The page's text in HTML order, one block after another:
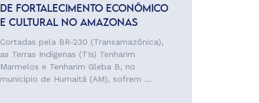
DE FORTALECIMENTO ECONÔMICO
E CULTURAL NO AMAZONAS
Cortadas pela BR-230 (Transamazônica),
as Terras Indígenas (TIs) Tenharim
Marmelos e Tenharim Gleba B, no
município de Humaitá (AM), sofrem ...